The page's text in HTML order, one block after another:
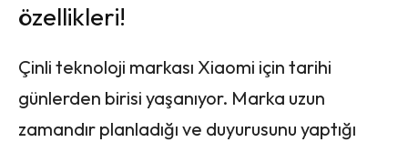
özellikleri!
Çinli teknoloji markası Xiaomi için tarihi
günlerden birisi yaşanıyor. Marka uzun
zamandır planladığı ve duyurusunu yaptığı